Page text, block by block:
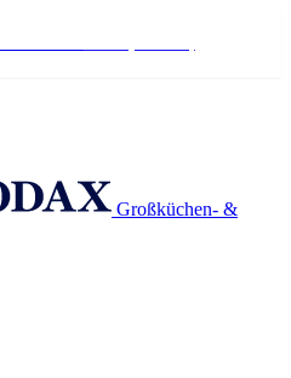
Großküchen- &